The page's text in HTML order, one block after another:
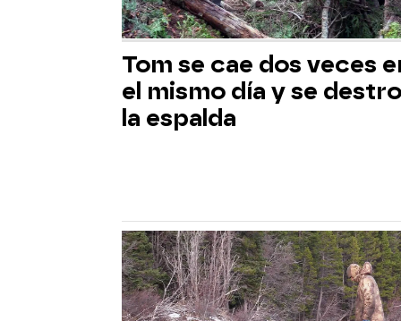
Tom se cae dos veces
el mismo día y se
la espalda